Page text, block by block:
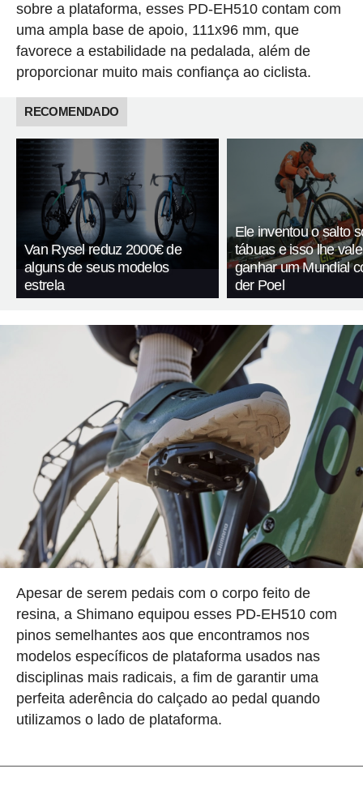
sobre a plataforma, esses PD-EH510 contam com
uma ampla base de apoio, 111x96 mm, que
favorece a estabilidade na pedalada, além de
proporcionar muito mais confiança ao ciclista.
RECOMENDADO
Van Rysel reduz 2000€ de
alguns de seus modelos
estrela
Ele inventou o salto
tábuas e isso lhe
ganhar um Mundial
der Poel
Apesar de serem pedais com o corpo feito de
resina, a Shimano equipou esses PD-EH510 com
pinos semelhantes aos que encontramos nos
modelos específicos de plataforma usados nas
disciplinas mais radicais, a fim de garantir uma
perfeita aderência do calçado ao pedal quando
utilizamos o lado de plataforma.